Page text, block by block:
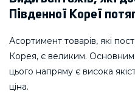
Південної Кореї
Асортимент товарів, які
Корея, є великим.
цього напряму є висока
ціна.